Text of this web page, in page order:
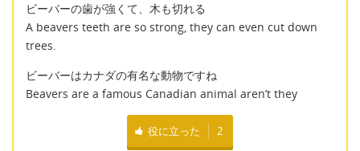
ビーバーの歯が強くて、木も切れる
A beavers teeth are so strong, they can even cut down
trees.
ビーバーはカナダの有名な動物ですね
Beavers are a famous Canadian animal aren’t they
役に立った 2